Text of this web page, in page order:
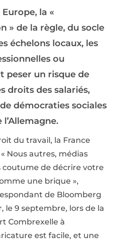
la «
» de la règle, du socle
échelons locaux, les
ou
peser un risque de
droits des salariés,
démocraties sociales
du travail, la France
Nous autres, médias
coutume de décrire votre
une brique »,
de Bloomberg
le 9 septembre, lors de la
Combrexelle à
est facile, et une